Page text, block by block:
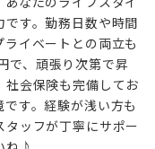
す。勤務日数や時間
イベートとの両立も
、頑張り次第で昇
社会保険も完備してお
す。経験が浅い方も
タッフが丁寧にサポー